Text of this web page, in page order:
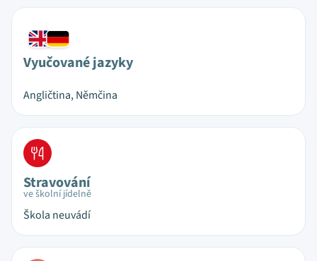
Vyučované jazyky
Angličtina, Němčina
Stravování
ve školní jídelně
Škola neuvádí